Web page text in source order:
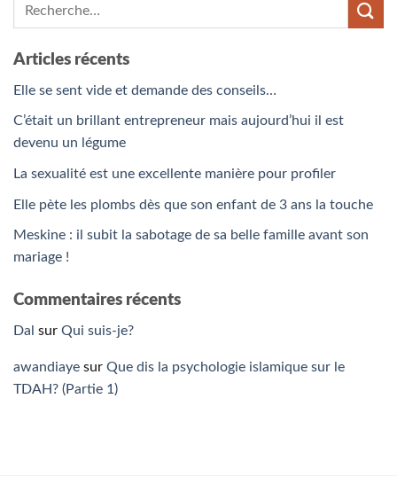
Articles récents
Elle se sent vide et demande des conseils…
C’était un brillant entrepreneur mais aujourd’hui il est
devenu un légume
La sexualité est une excellente manière pour profiler
Elle pète les plombs dès que son enfant de 3 ans la touche
Meskine : il subit la sabotage de sa belle famille avant son
mariage !
Commentaires récents
Dal sur Qui suis-je?
awandiaye sur Que dis la psychologie islamique sur le
TDAH? (Partie 1)